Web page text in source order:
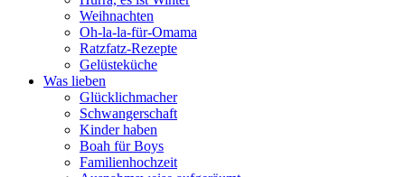
Weihnachten
Oh-la-la-für-Omama
Ratzfatz-Rezepte
Gelüsteküche
Was lieben
Glücklichmacher
Schwangerschaft
Kinder haben
Boah für Boys
Familienhochzeit